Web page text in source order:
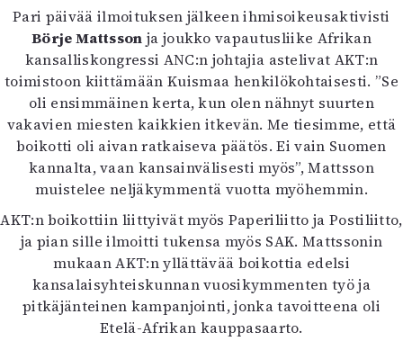
Pari päivää ilmoituksen jälkeen ihmisoikeusaktivisti
Börje Mattsson ja joukko vapautusliike Afrikan
kansalliskongressi ANC:n johtajia astelivat AKT:n
toimistoon kiittämään Kuismaa henkilökohtaisesti. ”Se
oli ensimmäinen kerta, kun olen nähnyt suurten
vakavien miesten kaikkien itkevän. Me tiesimme, että
boikotti oli aivan ratkaiseva päätös. Ei vain Suomen
kannalta, vaan kansainvälisesti myös”, Mattsson
muistelee neljäkymmentä vuotta myöhemmin.
AKT:n boikottiin liittyivät myös Paperiliitto ja Postiliitto,
ja pian sille ilmoitti tukensa myös SAK. Mattssonin
mukaan AKT:n yllättävää boikottia edelsi
kansalaisyhteiskunnan vuosikymmenten työ ja
pitkäjänteinen kampanjointi, jonka tavoitteena oli
Etelä-Afrikan kauppasaarto.